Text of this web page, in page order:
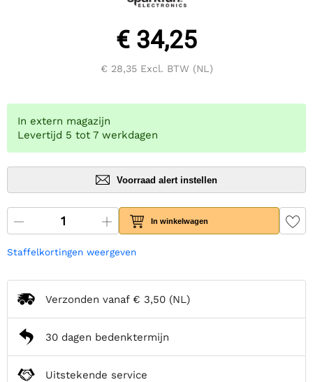
€ 34,25
€ 28,35Excl. BTW (NL)
In extern magazijn
Levertijd 5 tot 7 werkdagen
Voorraad alert instellen
In winkelwagen
Staffelkortingen weergeven
Verzonden vanaf € 3,50 (NL)
30 dagen bedenktermijn
Uitstekende service